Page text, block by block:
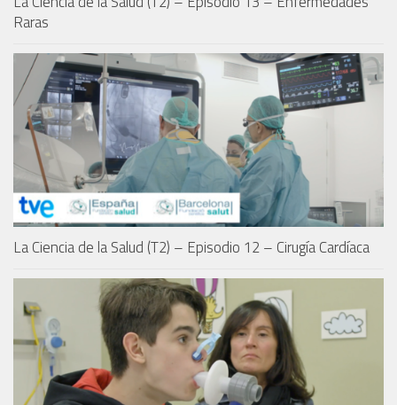
Raras
La Ciencia de la Salud (T2) – Episodio 12 – Cirugía Cardíaca